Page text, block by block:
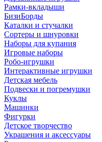
Рамки-вкладыши
БизиБорды
Каталки и стучалки
Сортеры и шнуровки
Наборы для купания
Игровые наборы
Робо-игрушки
Интерактивные игрушки
Детская мебель
Подвески и погремушки
Куклы
Машинки
Фигурки
Детское творчество
Украшения и аксессуары